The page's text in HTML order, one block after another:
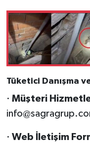
Tüketici Danışma
· Müşteri
· Web İletişim